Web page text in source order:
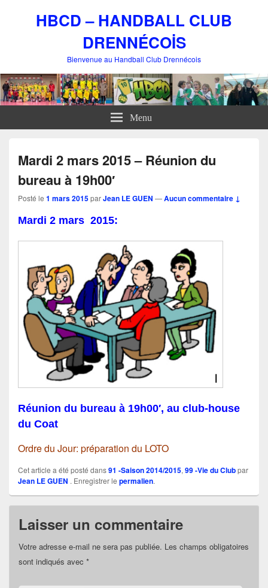
HBCD – HANDBALL CLUB
DRENNÉCOİS
Bienvenue au Handball Club Drennécois
Menu
Mardi 2 mars 2015 – Réunion du
bureau à 19h00′
Posté le 1 mars 2015parJean LE GUEN —Aucun commentaire ↓
Mardi 2 mars 2015:
Réunion du bureau à 19h00′, au club-house
du Coat
Ordre du Jour: préparation du LOTO
Cet article a été posté dans91 -Saison 2014/2015, 99 -Vie du Clubpar
Jean LE GUEN . Enregistrer le permalien.
Laisser un commentaire
Votre adresse e-mail ne sera pas publiée. Les champs obligatoires
sont indiqués avec *